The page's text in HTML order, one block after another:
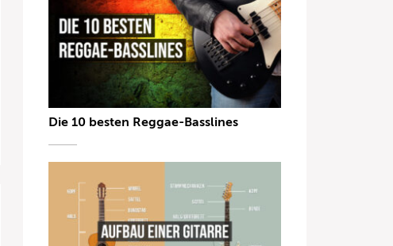
Die 10 besten Reggae-Basslines